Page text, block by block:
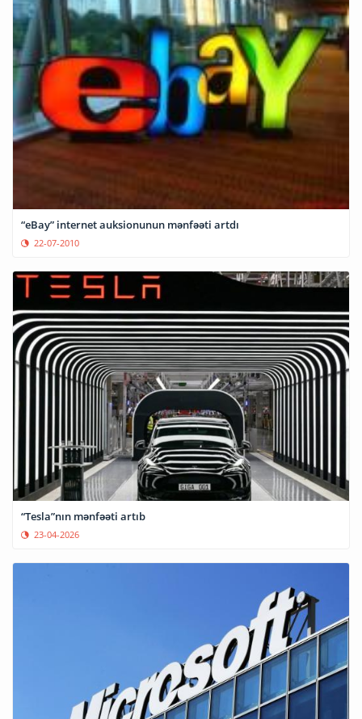
“eBay” internet auksionunun mənfəəti artdı
22-07-2010
“Tesla”nın mənfəəti artıb
23-04-2026